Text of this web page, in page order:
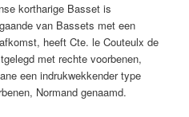
kortharige Basset is
van Bassets met een
heeft Cte. le Couteulx de
met rechte voorbenen,
een indrukwekkender type
Normand genaamd.